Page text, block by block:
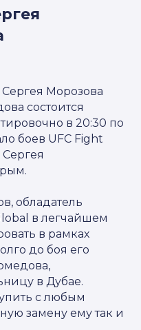
Сергея Морозова
состоится
в 20:30 по
боев UFC Fight
обладатель
в легчайшем
в рамках
до боя его
в Дубае.
с любым
замену ему так и